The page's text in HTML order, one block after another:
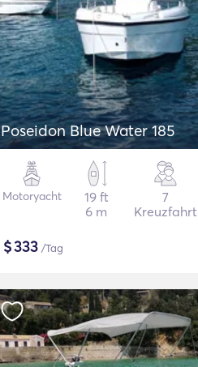
Poseidon Blue Water 185
Motoryacht
19 ft
6 m
7
Kreuzfahrt
$333 /Tag